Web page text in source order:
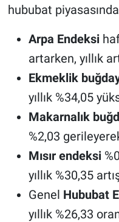
hububat
Arpa Endeksi
artarken, yıllık
Ekmeklik
yıllık %34,05
Makarnalık
%2,03
Mısır endeksi
yıllık %30,35
Genel Hububat
yıllık %26,33